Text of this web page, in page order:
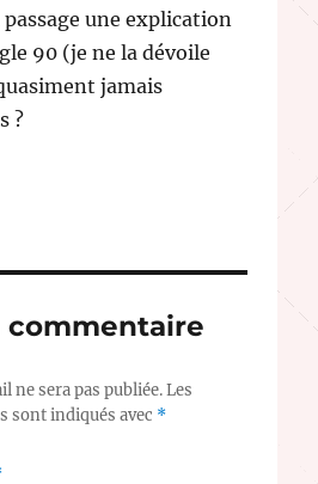
une explication
90 (je ne la dévoile
jamais
?
commentaire
ne sera pas publiée. Les
sont indiqués avec *